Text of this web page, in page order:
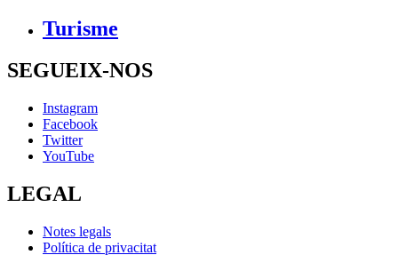
Turisme
SEGUEIX-NOS
Instagram
Facebook
Twitter
YouTube
LEGAL
Notes legals
Política de privacitat